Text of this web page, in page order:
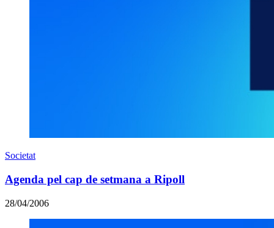
Societat
Agenda pel cap de setmana a Ripoll
28/04/2006